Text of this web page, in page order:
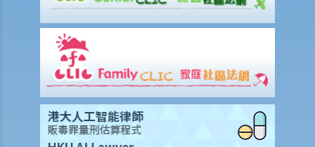
B. 涉及攻击性武器及禁制物品的罪行
1. 在公众地方管有攻击性武器（《公安条例》第33条）
2. 有所意图管有攻击性武器等（《简易程序治罪条例》第17条）
3. 制造或管有炸药（《刑事罪行条例》第55条）
4. 炸弹吓诈行为（《公安条例》第28条）
5. 使用蒙面物品以阻止识辨身分（《禁止蒙面规例》第3条）
6. 没有除去蒙面物品（《禁止蒙面规例》第5条）